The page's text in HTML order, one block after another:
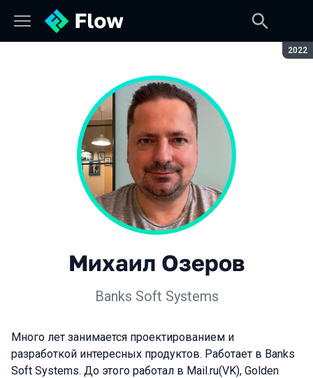
2022
Михаил Озеров
Banks Soft Systems
Много лет занимается проектированием и
разработкой интересных продуктов. Работает в Banks
Soft Systems. До этого работал в Mail.ru(VK), Golden